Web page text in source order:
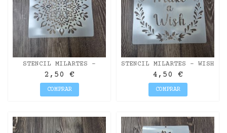
STENCIL MILARTES -
MANDALA
2,50 €
COMPRAR
STENCIL MILARTES - WISH
30X30
4,50 €
COMPRAR